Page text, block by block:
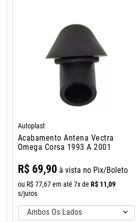
Autoplast
Acabamento Antena Vectra
Omega Corsa 1993 A 2001
R$ 69,90à vista no Pix/Boleto
ou R$ 77,67 em até 7x de R$ 11,09
s/juros
Ambos Os Lados